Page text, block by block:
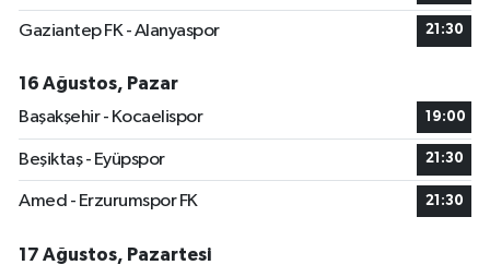
Gaziantep FK - Alanyaspor 21:30
16 Ağustos, Pazar
Başakşehir - Kocaelispor
19:00
Beşiktaş - Eyüpspor 21:30
Amed - Erzurumspor FK 21:30
17 Ağustos, Pazartesi